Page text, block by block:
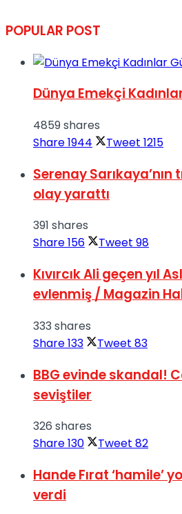
POPULAR POST
Dünya Emekçi
4859 shares
Share1944 Tweet 1215
Serenay
olay yarattı
391 shares
Share156 Tweet 98
Kıvırcık Ali geçen yıl
evlenmiş / Magazin
333 shares
Share133 Tweet 83
BBG evinde skandal!
seviştiler
326 shares
Share130 Tweet 82
Hande Fırat ‘hamile’
verdi